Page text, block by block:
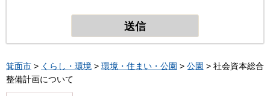
箕面市 > くらし・環境 > 環境・住まい・公園 > 公園 > 社会資本総合
整備計画について